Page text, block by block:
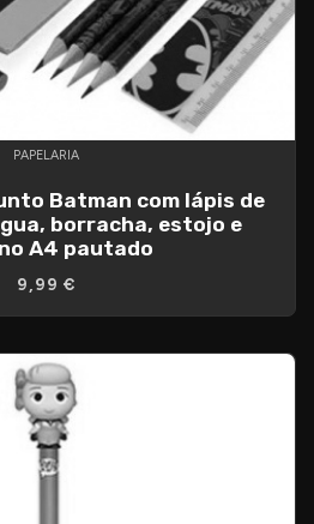
PAPELARIA
Batman com lápis de
borracha, estojo e
A4 pautado
9,99 €